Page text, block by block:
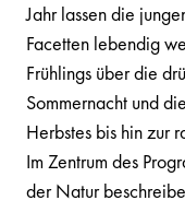
Jahr lassen die
Facetten lebendig
Frühlings über die
Sommernacht und
Herbstes bis hin zur
Im Zentrum des
der Natur